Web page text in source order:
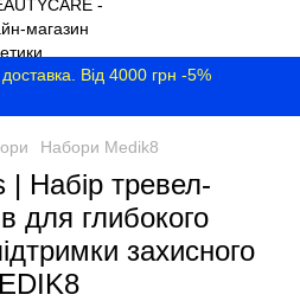
Від 4000 грн -5%
Набори Medik8
| Набір тревел-
для глибокого
захисного